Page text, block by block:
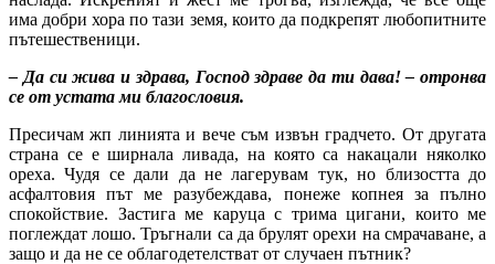
има добри хора по тази земя, които да подкрепят любопитните
пътешественици.
– Да си жива и здрава, Господ здраве да ти дава! – отронва
се от устата ми благословия.
Пресичам жп линията и вече съм извън градчето. От другата
страна се е ширнала ливада, на която са накацали няколко
ореха. Чудя се дали да не лагерувам тук, но близостта до
асфалтовия път ме разубеждава, понеже копнея за пълно
спокойствие. Застига ме каруца с трима цигани, които ме
поглеждат лошо. Тръгнали са да брулят орехи на смрачаване, а
защо и да не се облагодетелстват от случаен пътник?